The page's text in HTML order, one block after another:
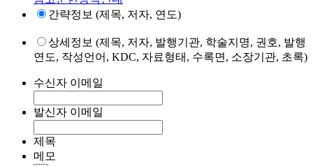
간략정보 (제목, 저자, 연도)
상세정보 (제목, 저자, 발행기관, 학술지명, 권호, 발행
연도, 작성언어, KDC, 자료형태, 수록면, 소장기관, 초록)
수신자 이메일
발신자 이메일
제목
메모